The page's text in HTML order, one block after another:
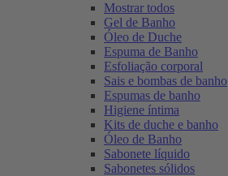
Mostrar todos
Gel de Banho
Óleo de Duche
Espuma de Banho
Esfoliação corporal
Sais e bombas de banho
Espumas de banho
Higiene íntima
Kits de duche e banho
Óleo de Banho
Sabonete líquido
Sabonetes sólidos